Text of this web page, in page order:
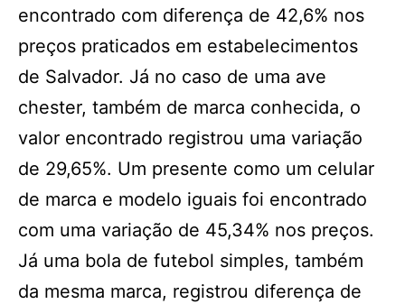
encontrado com diferença de 42,6% nos
preços praticados em estabelecimentos
de Salvador. Já no caso de uma ave
chester, também de marca conhecida, o
valor encontrado registrou uma variação
de 29,65%. Um presente como um celular
de marca e modelo iguais foi encontrado
com uma variação de 45,34% nos preços.
Já uma bola de futebol simples, também
da mesma marca, registrou diferença de